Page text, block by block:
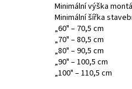
Minimální výška
Minimální šířka
„60" – 70,5 cm
„70" – 80,5 cm
„80" – 90,5 cm
„90" – 100,5 cm
„100" – 110,5 cm